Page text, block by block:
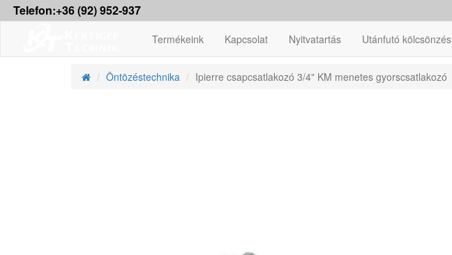
Telefon:+36 (92) 952-937
Termékeink Kapcsolat Nyitvatartás Utánfutó kölcsönzés
Öntözéstechnika Ipierre csapcsatlakozó 3/4" KM menetes gyorscsatlakozó